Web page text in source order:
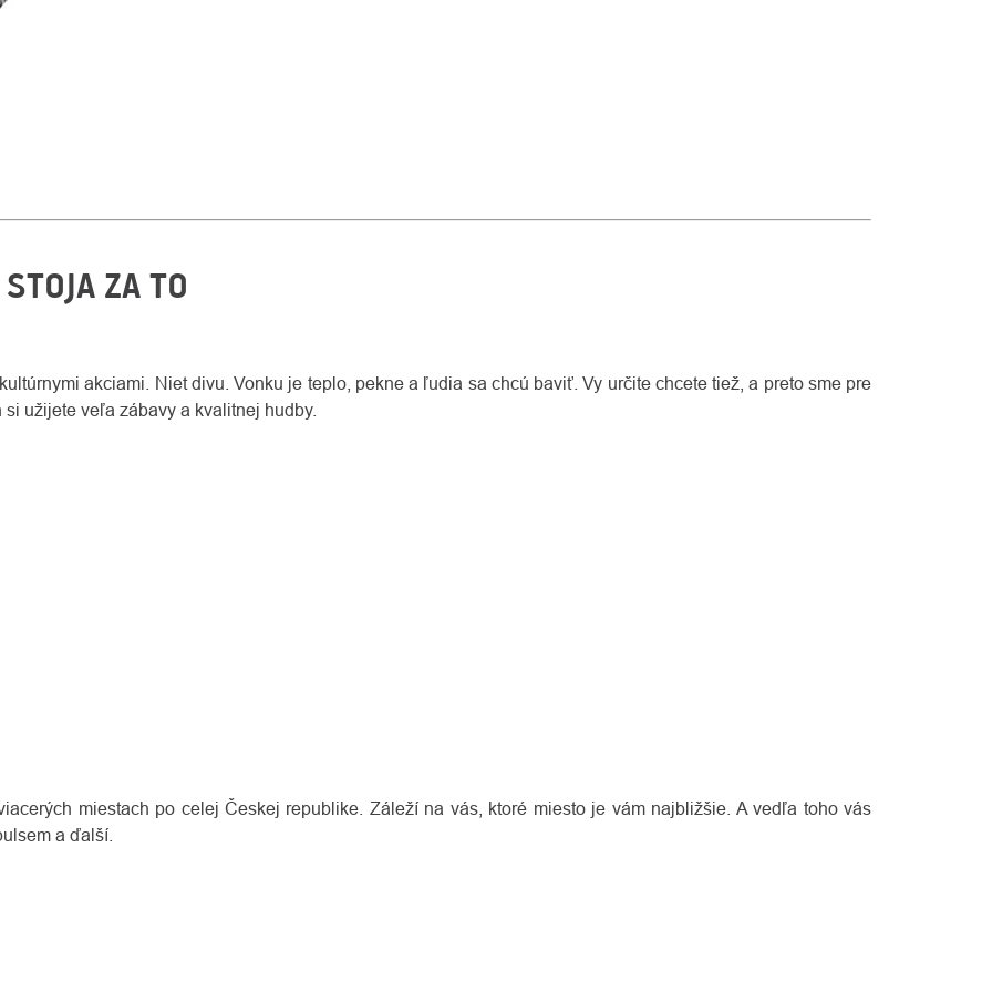
ZA TO
akciami. Niet divu. Vonku je teplo, pekne a ľudia sa chcú baviť. Vy určite chcete tiež, a preto sme pre
užijete veľa zábavy a kvalitnej hudby.
miestach po celej Českej republike. Záleží na vás, ktoré miesto je vám najbližšie. A vedľa toho vás
a ďalší.